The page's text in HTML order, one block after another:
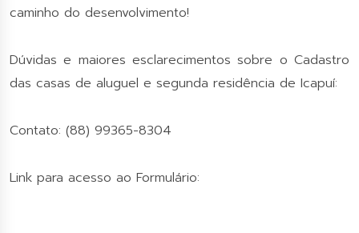
caminho do desenvolvimento!
Dúvidas e maiores esclarecimentos sobre o Cadastro
das casas de aluguel e segunda residência de Icapuí:
Contato: (88) 99365-8304
Link para acesso ao Formulário: